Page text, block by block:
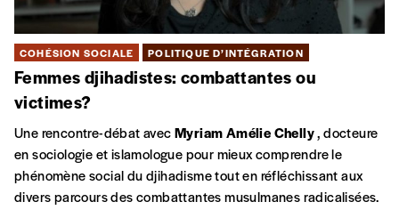
COHÉSION SOCIALE POLITIQUE D’INTÉGRATION
Femmes djihadistes: combattantes ou
victimes?
Une rencontre-débat avecMyriam Amélie Chelly, docteure
en sociologie et islamologue pour mieux comprendre le
phénomène social du djihadisme tout en réfléchissant aux
divers parcours des combattantes musulmanes radicalisées.